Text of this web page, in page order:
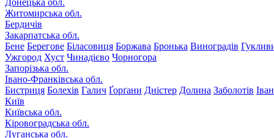
Донецька обл.
Житомирська обл.
Бердичів
Закарпатська обл.
Бене Берегове Біласовиця Боржава Бронька Виноградів
Ужгород Хуст Чинадієво Чорногора
Запорізька обл.
Івано-Франківська обл.
Бистриця Болехів Галич Ґорґани Дністер Долина Заболотів
Київ
Київська обл.
Кіровоградська обл.
Луганська обл.